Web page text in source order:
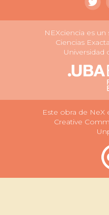
NEXciencia es
Ciencias
Universidad
Este obra de NeX
Creative